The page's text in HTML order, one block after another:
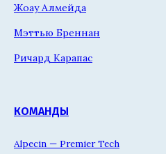
Жоау Алмейда
Мэттью Бреннан
Ричард Карапас
КОМАНДЫ
Alpecin — Premier Tech